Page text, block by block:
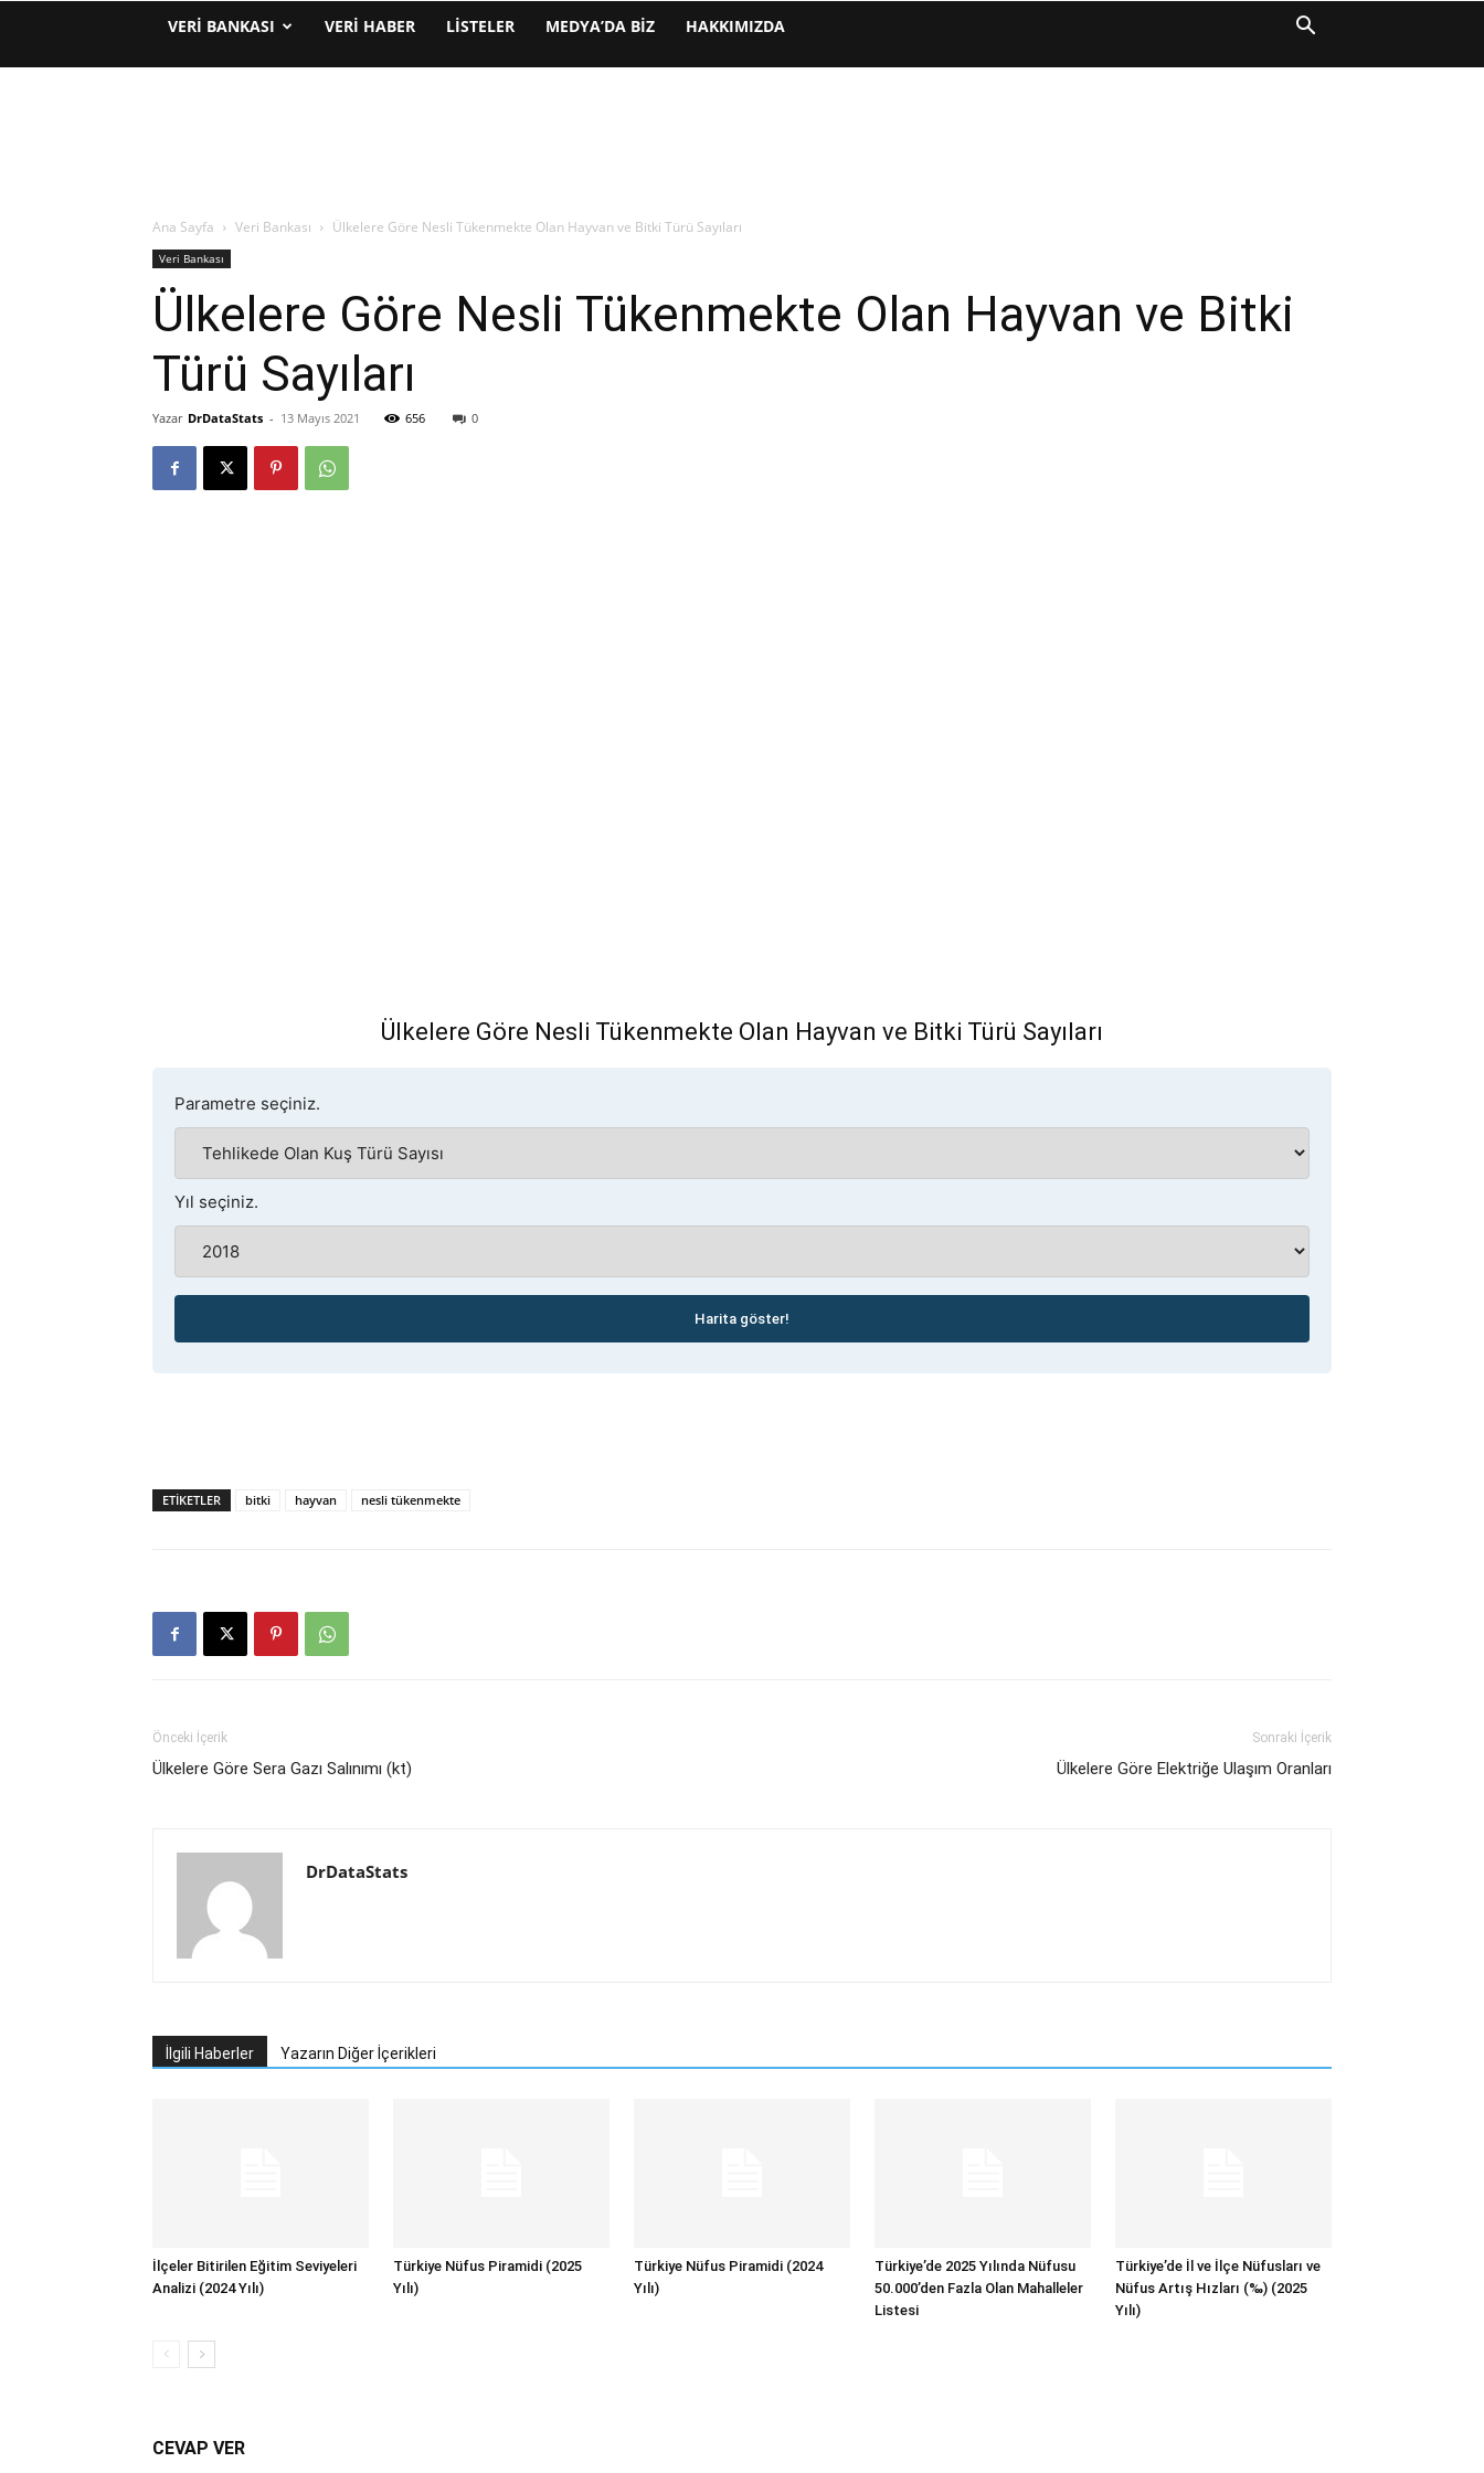
VERI BANKASI VERI HABER LISTELER MEDYA’DA BIZ HAKKIMIZDA
Ana Sayfa Veri Bankası Ülkelere Göre Nesli Tükenmekte Olan Hayvan ve Bitki Türü Sayıları
Veri Bankası
Ülkelere Göre Nesli Tükenmekte Olan Hayvan ve Bitki
Türü Sayıları
Yazar DrDataStats - 13 Mayıs 2021 656 0
Ülkelere Göre Nesli Tükenmekte Olan Hayvan ve Bitki Türü Sayıları
Parametre seçiniz.
Yıl seçiniz.
ETIKETLER bitki hayvan nesli tükenmekte
Önceki İçerik
Ülkelere Göre Sera Gazı Salınımı (kt)
Sonraki İçerik
Ülkelere Göre Elektriğe Ulaşım Oranları
DrDataStats
İlgili Haberler Yazarın Diğer İçerikleri
İlçeler Bitirilen Eğitim Seviyeleri
Analizi (2024 Yılı)
Türkiye Nüfus Piramidi (2025
Yılı)
Türkiye Nüfus Piramidi (2024
Yılı)
Türkiye’de 2025 Yılında Nüfusu
50.000’den Fazla Olan Mahalleler
Listesi
Türkiye’de İl ve İlçe Nüfusları ve
Nüfus Artış Hızları (‰) (2025
Yılı)
CEVAP VER